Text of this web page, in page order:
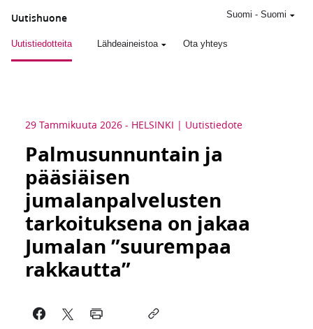
Uutishuone
Uutistiedotteita Lähdeaineistoa Ota yhteys
Suomi - Suomi
29 Tammikuuta 2026 - HELSINKI Uutistiedote
Palmusunnuntain ja
pääsiäisen
jumalanpalvelusten
tarkoituksena on jakaa
Jumalan ”suurempaa
rakkautta”